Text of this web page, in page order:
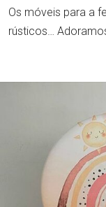
Os móveis para a
rústicos…